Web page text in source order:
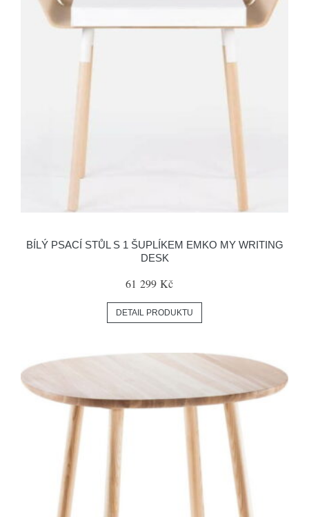
BÍLÝ PSACÍ STŮL S 1 ŠUPLÍKEM EMKO MY WRITING
DESK
61 299 Kč
DETAIL PRODUKTU